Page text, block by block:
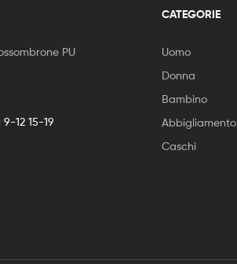
PU
9-12 15-19
CATEGORIE
Uomo
Donna
Bambino
Abbigliamento
Caschi